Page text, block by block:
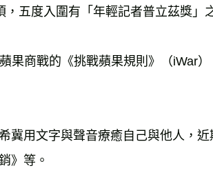
五度入圍有「年輕記者普立茲獎」
果商戰的《挑戰蘋果規則》（iWar）
冀用文字與聲音療癒自己與他人，近
》等。